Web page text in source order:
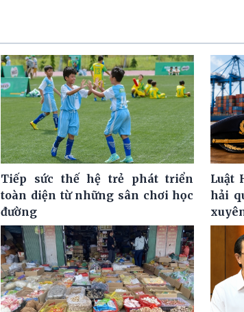
Tiếp sức thế hệ trẻ phát triển
toàn diện từ những sân chơi học
đường
Luật
hải